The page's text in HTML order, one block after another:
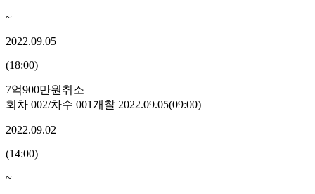
~
2022.09.05
(18:00)
7억900만원 취소
회차 002/차수 001개찰 2022.09.05(09:00)
2022.09.02
(14:00)
~